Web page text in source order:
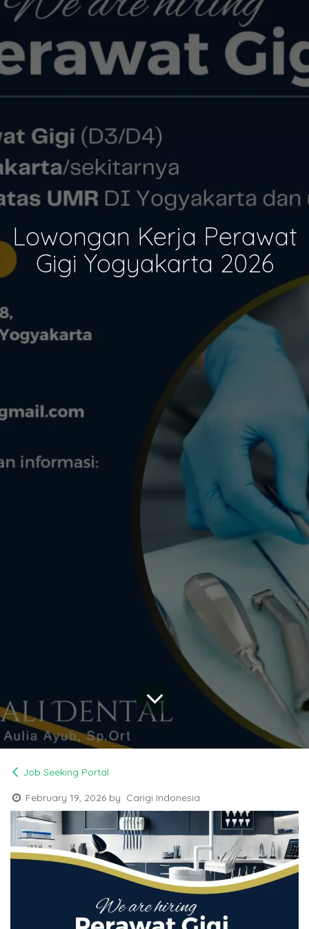
Lowongan Kerja Perawat
Gigi Yogyakarta 2026
Job Seeking Portal
February 19, 2026 by Carigi Indonesia